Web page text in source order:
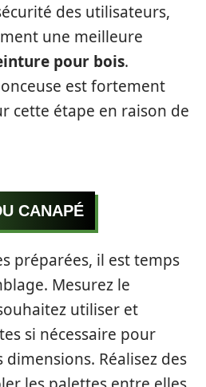
des utilisateurs,
une meilleure
pour bois.
est fortement
cette étape en raison de
CANAPÉ
préparées, il est temps
Mesurez le
utiliser et
si nécessaire pour
Réalisez des